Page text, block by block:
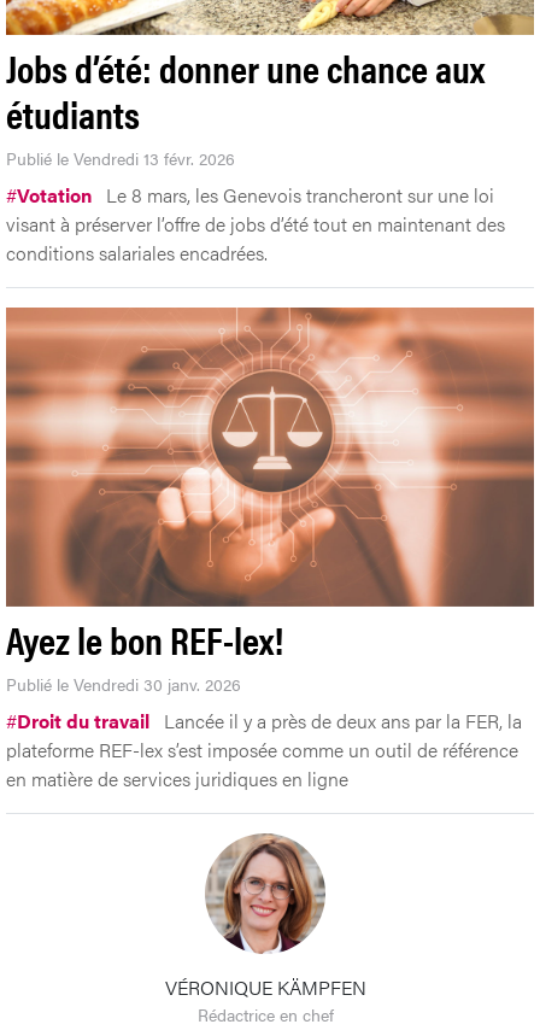
Jobs d’été: donner une chance aux
étudiants
Publié le Vendredi 13 févr. 2026
#Votation Le 8 mars, les Genevois trancheront sur une loi
visant à préserver l’offre de jobs d’été tout en maintenant des
conditions salariales encadrées.
Ayez le bon REF-lex!
Publié le Vendredi 30 janv. 2026
#Droit du travail Lancée il y a près de deux ans par la FER, la
plateforme REF-lex s’est imposée comme un outil de référence
en matière de services juridiques en ligne
VÉRONIQUE KÄMPFEN
Rédactrice en chef